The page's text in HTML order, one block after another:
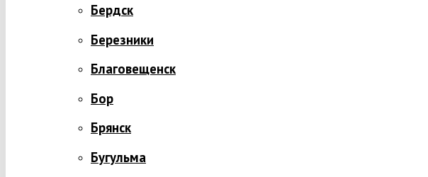
Бердск
Березники
Благовещенск
Бор
Брянск
Бугульма